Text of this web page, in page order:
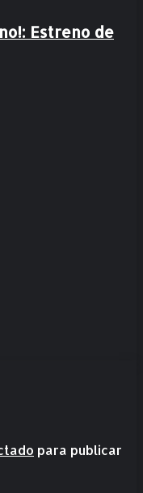
Estreno de
para publicar